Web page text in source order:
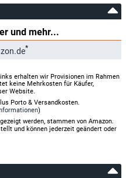
und mehr...
*
erhalten wir Provisionen im Rahmen
keine Mehrkosten für Käufer,
Website.
Porto & Versandkosten.
)
werden, stammen von Amazon.
und können jederzeit geändert oder